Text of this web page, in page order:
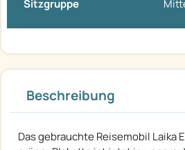
Sitzgruppe
Beschreibung
Das gebrauchte Reisemobil Laika